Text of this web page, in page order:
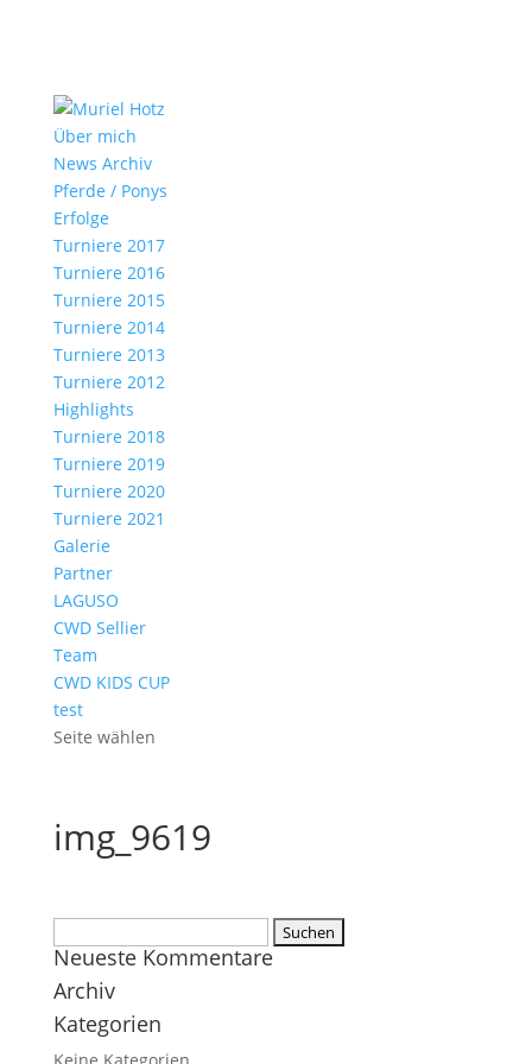
Über mich
News Archiv
Pferde / Ponys
Erfolge
Turniere 2017
Turniere 2016
Turniere 2015
Turniere 2014
Turniere 2013
Turniere 2012
Highlights
Turniere 2018
Turniere 2019
Turniere 2020
Turniere 2021
Galerie
Partner
LAGUSO
CWD Sellier
Team
CWD KIDS CUP
test
Seite wählen
img_9619
nach:
Neueste Kommentare
Archiv
Kategorien